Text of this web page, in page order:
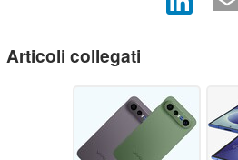
Articoli collegati